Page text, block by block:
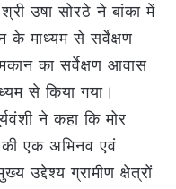
उषा सोरठे ने बांका में
के माध्यम से सर्वेक्षण
का सर्वेक्षण आवास
से किया गया।
ने कहा कि मोर
एक अभिनव एवं
उद्देश्य ग्रामीण क्षेत्रों